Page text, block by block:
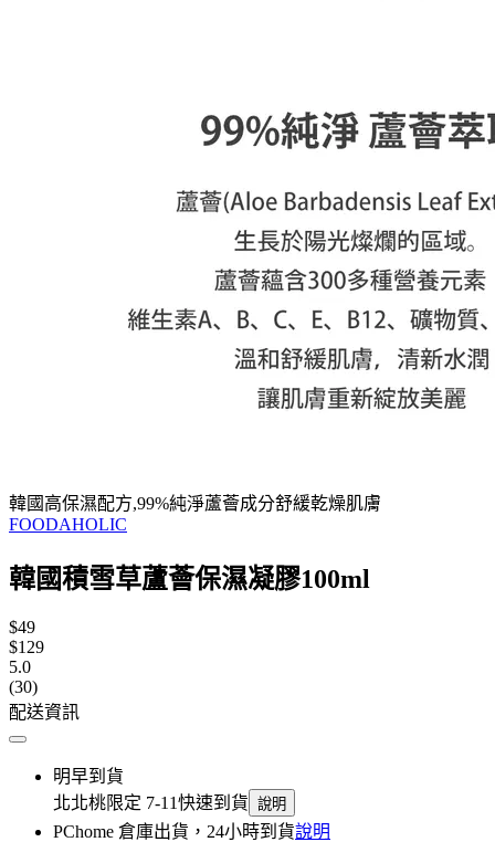
韓國高保濕配方,99%純淨蘆薈成分舒緩乾燥肌膚
FOODAHOLIC
韓國積雪草蘆薈保濕凝膠100ml
$49
$129
5.0
(30)
配送資訊
明早到貨
北北桃限定 7-11快速到貨 說明
PChome 倉庫出貨，24小時到貨說明